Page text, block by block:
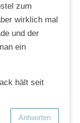
zum
wirklich mal
und der
ein
hält seit
Antworten